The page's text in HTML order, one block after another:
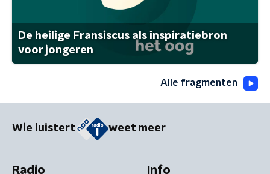
De heilige Fransiscus als inspiratiebron
voor jongeren
Alle fragmenten
Wie luistert weet meer
Radio Info